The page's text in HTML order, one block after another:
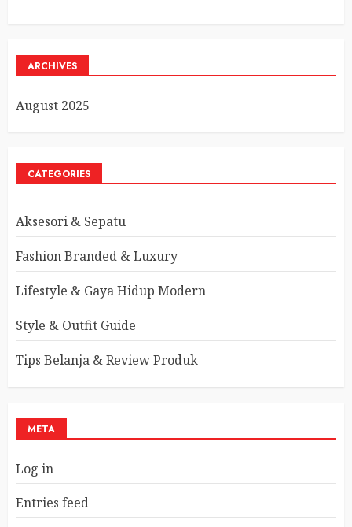
ARCHIVES
August 2025
CATEGORIES
Aksesori & Sepatu
Fashion Branded & Luxury
Lifestyle & Gaya Hidup Modern
Style & Outfit Guide
Tips Belanja & Review Produk
META
Log in
Entries feed